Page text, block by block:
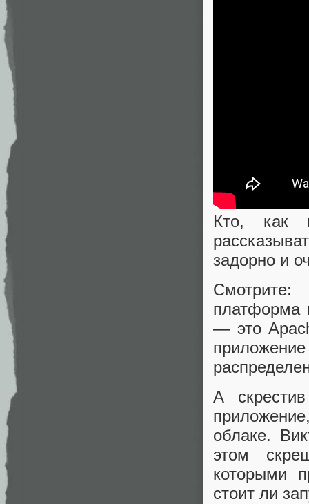
Кто, как
задорно и
платформа
— это
А
облаке.
этом
которыми
стоит ли